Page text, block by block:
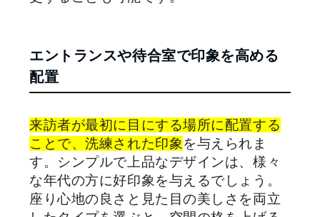
エントランスや待合室で印象を高める
配置
来訪者が最初に目にする場所に配置する
ことで、洗練された印象 を与えられま
す。シンプルで上品なデザインは、様々
な年代の方に好印象を与えるでしょう。
座り心地の良さと見た目の美しさを両立